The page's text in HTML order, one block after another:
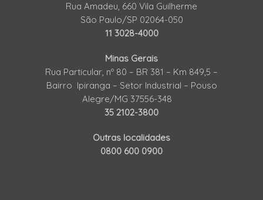
Rua Amadeu, 660 Vila Guilherme
São Paulo/SP 02064-050
11 3028-4000
Minas Gerais
Rua Particular, nº 80 – BR 381 – Km 849,5 –
Bairro Ipiranga – Setor Industrial – Pouso
Alegre/MG 37556-348
35 2102-3800
Outras localidades
0800 600 0900